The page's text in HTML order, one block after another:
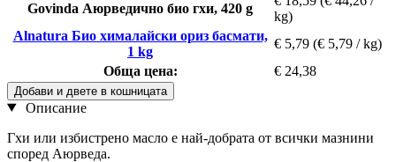
Govinda Аюрведично био гхи, 420 g
kg)
Alnatura Био хималайски ориз басмати,
1 kg
€ 5,79 (€ 5,79 / kg)
Обща цена:
€ 24,38
Добави и двете в кошницата
Описание
Гхи или избистрено масло е най-добрата от всички мазнини
според Аюрведа.